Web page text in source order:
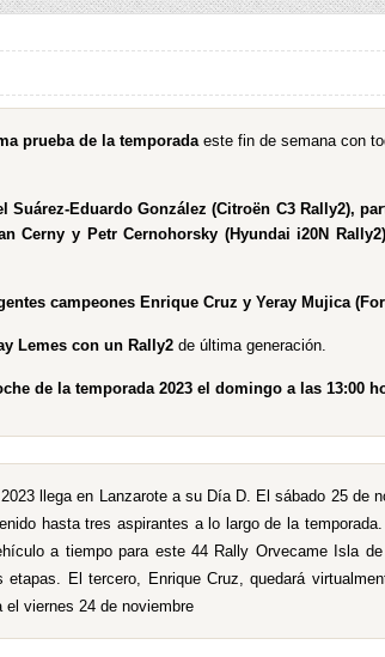
prueba de la temporadaeste fin de semana con
Eduardo González (Citroën C3 Rally2),
Cerny y Petr Cernohorsky (Hyundai i20N
campeones Enrique Cruz y Yeray Mujica
Lemes con un Rally2 de última generación.
de la temporada 2023 el domingo a las 13:00
llega en Lanzarote a su Día D. El sábado 25 de
hasta tres aspirantes a lo largo de la
a tiempo para este 44 Rally Orvecame Isla
El tercero, Enrique Cruz, quedará
viernes 24 de noviembre